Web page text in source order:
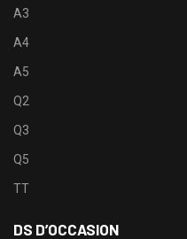
A3
A4
A5
Q2
Q3
Q5
TT
DS D’OCCASION